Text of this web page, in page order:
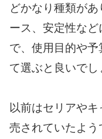
どかなり種類が
ース、安定性な
で、使用目的や
て選ぶと良いでし
以前はセリアや
売されていたよ